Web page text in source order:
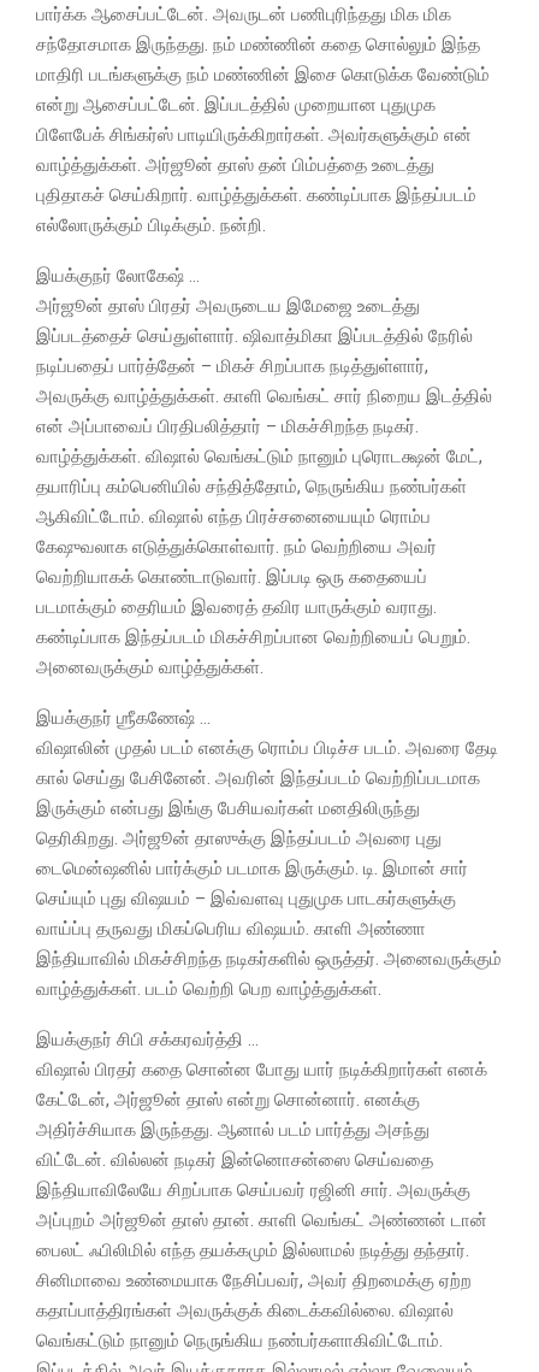
பார்க்க ஆசைப்பட்டேன். அவருடன் பணிபுரிந்தது மிக மிக
சந்தோசமாக இருந்தது. நம் மண்ணின் கதை சொல்லும் இந்த
மாதிரி படங்களுக்கு நம் மண்ணின் இசை கொடுக்க வேண்டும்
என்று ஆசைப்பட்டேன். இப்படத்தில் முறையான புதுமுக
பிளேபேக் சிங்கர்ஸ் பாடியிருக்கிறார்கள். அவர்களுக்கும் என்
வாழ்த்துக்கள். அர்ஜூன் தாஸ் தன் பிம்பத்தை உடைத்து
புதிதாகச் செய்கிறார். வாழ்த்துக்கள். கண்டிப்பாக இந்தப்படம்
எல்லோருக்கும் பிடிக்கும். நன்றி.
இயக்குநர் லோகேஷ் …
அர்ஜூன் தாஸ் பிரதர் அவருடைய இமேஜை உடைத்து
இப்படத்தைச் செய்துள்ளார். ஷிவாத்மிகா இப்படத்தில் நேரில்
நடிப்பதைப் பார்த்தேன் – மிகச் சிறப்பாக நடித்துள்ளார்,
அவருக்கு வாழ்த்துக்கள். காளி வெங்கட் சார் நிறைய இடத்தில்
என் அப்பாவைப் பிரதிபலித்தார் – மிகச்சிறந்த நடிகர்.
வாழ்த்துக்கள். விஷால் வெங்கட்டும் நானும் புரொடக்ஷன் மேட்,
தயாரிப்பு கம்பெனியில் சந்தித்தோம், நெருங்கிய நண்பர்கள்
ஆகிவிட்டோம். விஷால் எந்த பிரச்சனையையும் ரொம்ப
கேஷுவலாக எடுத்துக்கொள்வார். நம் வெற்றியை அவர்
வெற்றியாகக் கொண்டாடுவார். இப்படி ஒரு கதையைப்
படமாக்கும் தைரியம் இவரைத் தவிர யாருக்கும் வராது.
கண்டிப்பாக இந்தப்படம் மிகச்சிறப்பான வெற்றியைப் பெறும்.
அனைவருக்கும் வாழ்த்துக்கள்.
இயக்குநர் ஶ்ரீகணேஷ் …
விஷாலின் முதல் படம் எனக்கு ரொம்ப பிடிச்ச படம். அவரை தேடி
கால் செய்து பேசினேன். அவரின் இந்தப்படம் வெற்றிப்படமாக
இருக்கும் என்பது இங்கு பேசியவர்கள் மனதிலிருந்து
தெரிகிறது. அர்ஜூன் தாஸுக்கு இந்தப்படம் அவரை புது
டைமென்ஷனில் பார்க்கும் படமாக இருக்கும். டி. இமான் சார்
செய்யும் புது விஷயம் – இவ்வளவு புதுமுக பாடகர்களுக்கு
வாய்ப்பு தருவது மிகப்பெரிய விஷயம். காளி அண்ணா
இந்தியாவில் மிகச்சிறந்த நடிகர்களில் ஒருத்தர். அனைவருக்கும்
வாழ்த்துக்கள். படம் வெற்றி பெற வாழ்த்துக்கள்.
இயக்குநர் சிபி சக்கரவர்த்தி …
விஷால் பிரதர் கதை சொன்ன போது யார் நடிக்கிறார்கள் எனக்
கேட்டேன், அர்ஜூன் தாஸ் என்று சொன்னார். எனக்கு
அதிர்ச்சியாக இருந்தது. ஆனால் படம் பார்த்து அசந்து
விட்டேன். வில்லன் நடிகர் இன்னொசன்ஸை செய்வதை
இந்தியாவிலேயே சிறப்பாக செய்பவர் ரஜினி சார். அவருக்கு
அப்புறம் அர்ஜூன் தாஸ் தான். காளி வெங்கட் அண்ணன் டான்
பைலட் ஃபிலிமில் எந்த தயக்கமும் இல்லாமல் நடித்து தந்தார்.
சினிமாவை உண்மையாக நேசிப்பவர், அவர் திறமைக்கு ஏற்ற
கதாப்பாத்திரங்கள் அவருக்குக் கிடைக்கவில்லை. விஷால்
வெங்கட்டும் நானும் நெருங்கிய நண்பர்களாகிவிட்டோம்.